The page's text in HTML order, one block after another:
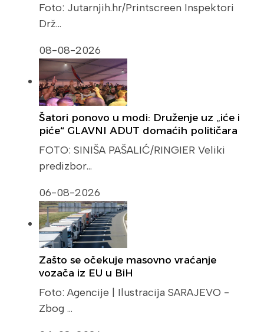
Foto: Jutarnjih.hr/Printscreen Inspektori
Drž…
08-08-2026
Šatori ponovo u modi: Druženje uz „iće i
piće“ GLAVNI ADUT domaćih političara
FOTO: SINIŠA PAŠALIĆ/RINGIER Veliki
predizbor…
06-08-2026
Zašto se očekuje masovno vraćanje
vozača iz EU u BiH
Foto: Agencije | Ilustracija SARAJEVO -
Zbog …